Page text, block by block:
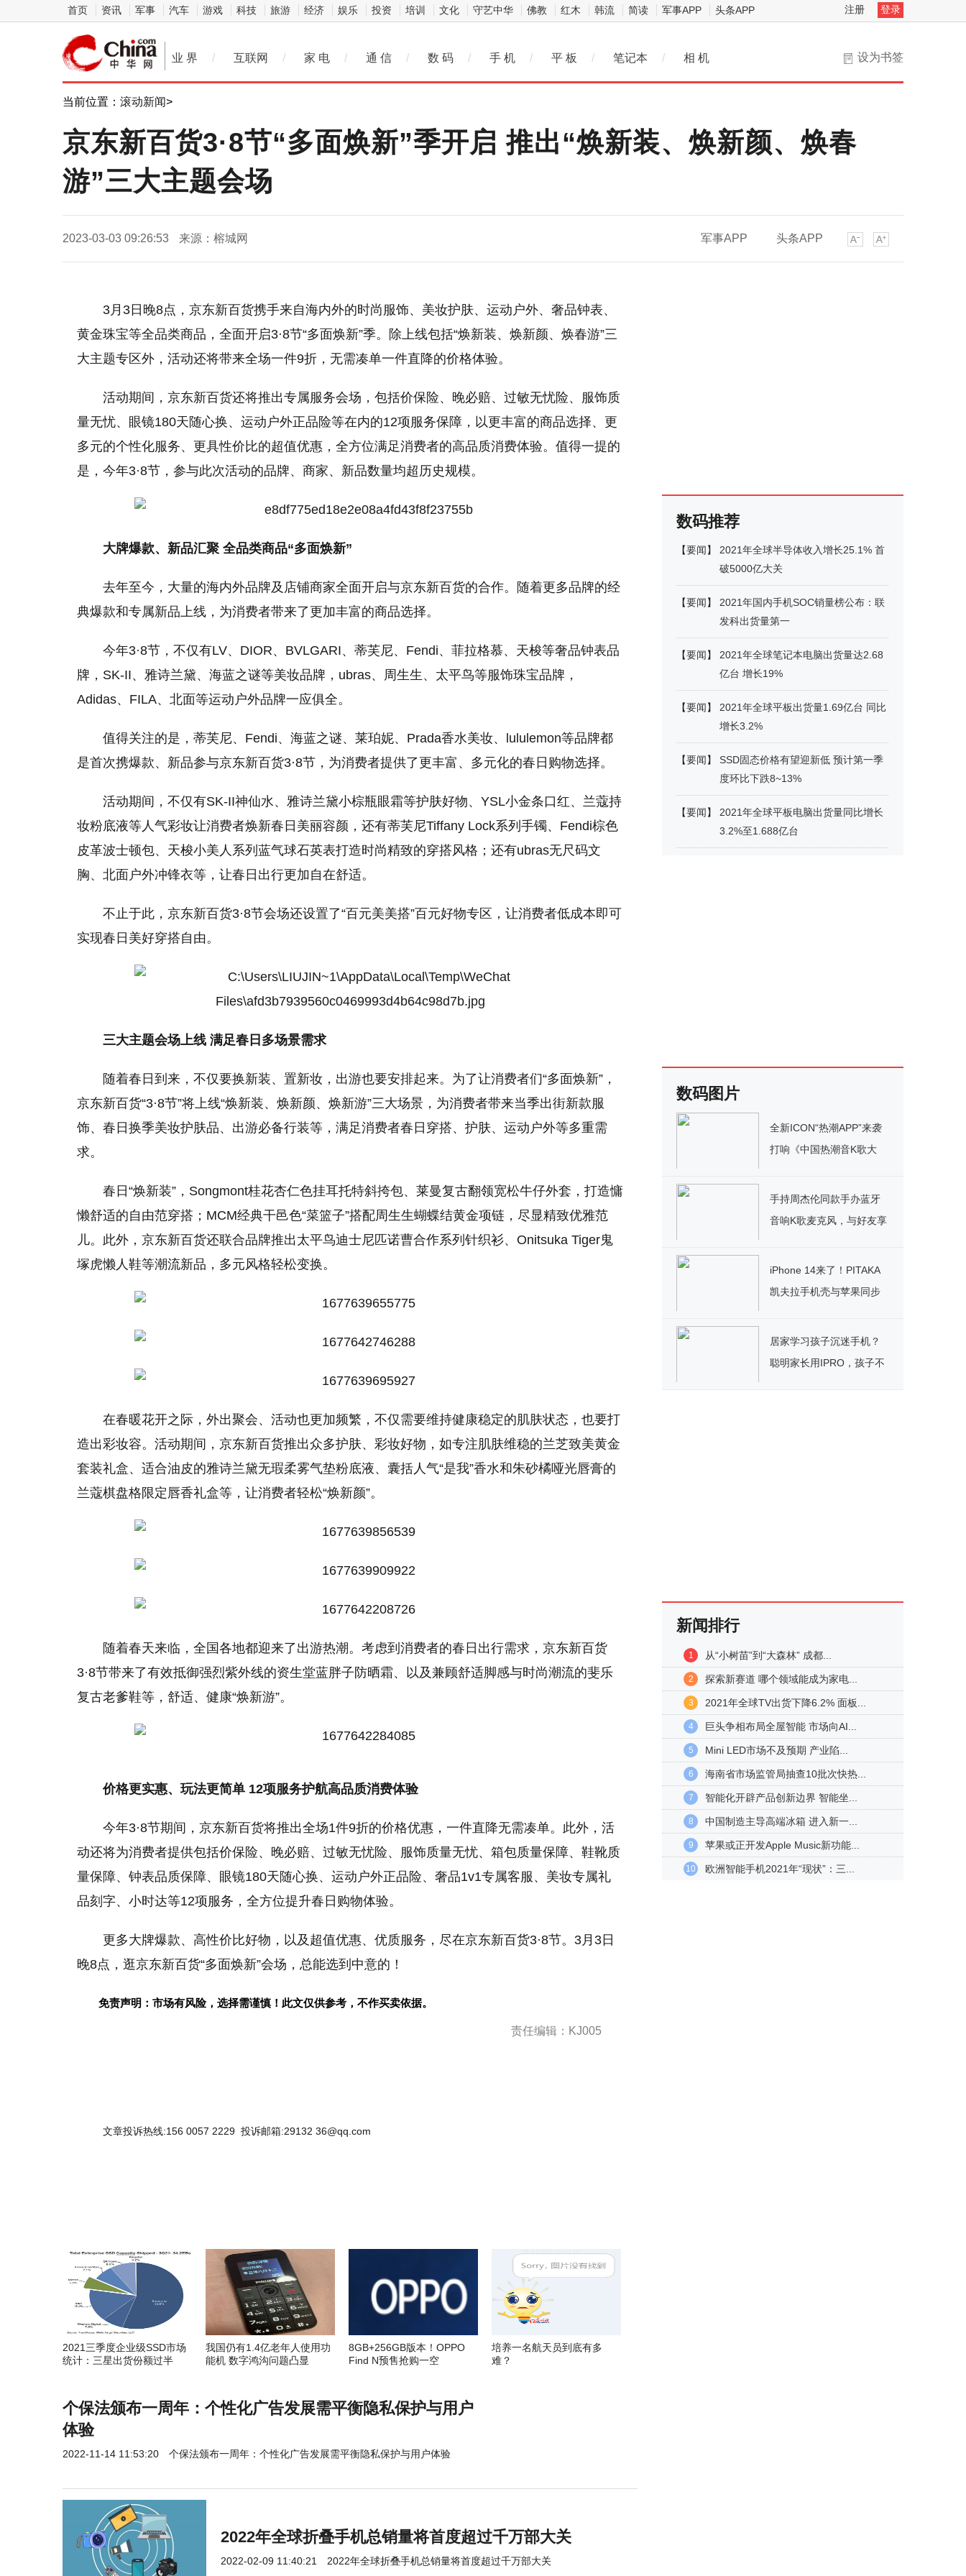
首页 资讯 军事 汽车 游戏 科技 旅游 经济 娱乐 投资 培训 文化 守艺中华 佛教 红木 韩流 简读 军事APP 头条APP 注册 登录
设为书签
业 界 / 互联网 / 家 电 / 通 信 / 数 码 / 手 机 / 平 板 / 笔记本 / 相 机
当前位置： 滚动新闻>
京东新百货3·8节“多面焕新”季开启 推出“焕新装、焕新颜、焕春
游”三大主题会场
2023-03-03 09:26:53 来源：榕城网 军事APP 头条APP
3月3日晚8点，京东新百货携手来自海内外的时尚服饰、美妆护肤、运动户外、奢品钟表、
黄金珠宝等全品类商品，全面开启3·8节“多面焕新”季。除上线包括“焕新装、焕新颜、焕春游”三
大主题专区外，活动还将带来全场一件9折，无需凑单一件直降的价格体验。
活动期间，京东新百货还将推出专属服务会场，包括价保险、晚必赔、过敏无忧险、服饰质
量无忧、眼镜180天随心换、运动户外正品险等在内的12项服务保障，以更丰富的商品选择、更
多元的个性化服务、更具性价比的超值优惠，全方位满足消费者的高品质消费体验。值得一提的
是，今年3·8节，参与此次活动的品牌、商家、新品数量均超历史规模。
大牌爆款、新品汇聚 全品类商品“多面焕新”
去年至今，大量的海内外品牌及店铺商家全面开启与京东新百货的合作。随着更多品牌的经
典爆款和专属新品上线，为消费者带来了更加丰富的商品选择。
今年3·8节，不仅有LV、DIOR、BVLGARI、蒂芙尼、Fendi、菲拉格慕、天梭等奢品钟表品
牌，SK-II、雅诗兰黛、海蓝之谜等美妆品牌，ubras、周生生、太平鸟等服饰珠宝品牌，
Adidas、FILA、北面等运动户外品牌一应俱全。
值得关注的是，蒂芙尼、Fendi、海蓝之谜、莱珀妮、Prada香水美妆、lululemon等品牌都
是首次携爆款、新品参与京东新百货3·8节，为消费者提供了更丰富、多元化的春日购物选择。
活动期间，不仅有SK-II神仙水、雅诗兰黛小棕瓶眼霜等护肤好物、YSL小金条口红、兰蔻持
妆粉底液等人气彩妆让消费者焕新春日美丽容颜，还有蒂芙尼Tiffany Lock系列手镯、Fendi棕色
皮革波士顿包、天梭小美人系列蓝气球石英表打造时尚精致的穿搭风格；还有ubras无尺码文
胸、北面户外冲锋衣等，让春日出行更加自在舒适。
不止于此，京东新百货3·8节会场还设置了“百元美美搭”百元好物专区，让消费者低成本即可
实现春日美好穿搭自由。
三大主题会场上线 满足春日多场景需求
随着春日到来，不仅要换新装、置新妆，出游也要安排起来。为了让消费者们“多面焕新”，
京东新百货“3·8节”将上线“焕新装、焕新颜、焕新游”三大场景，为消费者带来当季出街新款服
饰、春日换季美妆护肤品、出游必备行装等，满足消费者春日穿搭、护肤、运动户外等多重需
求。
春日“焕新装”，Songmont桂花杏仁色挂耳托特斜挎包、莱曼复古翻领宽松牛仔外套，打造慵
懒舒适的自由范穿搭；MCM经典干邑色“菜篮子”搭配周生生蝴蝶结黄金项链，尽显精致优雅范
儿。此外，京东新百货还联合品牌推出太平鸟迪士尼匹诺曹合作系列针织衫、Onitsuka Tiger鬼
塚虎懒人鞋等潮流新品，多元风格轻松变换。
在春暖花开之际，外出聚会、活动也更加频繁，不仅需要维持健康稳定的肌肤状态，也要打
造出彩妆容。活动期间，京东新百货推出众多护肤、彩妆好物，如专注肌肤维稳的兰芝致美黄金
套装礼盒、适合油皮的雅诗兰黛无瑕柔雾气垫粉底液、囊括人气“是我”香水和朱砂橘哑光唇膏的
兰蔻棋盘格限定唇香礼盒等，让消费者轻松“焕新颜”。
随着春天来临，全国各地都迎来了出游热潮。考虑到消费者的春日出行需求，京东新百货
3·8节带来了有效抵御强烈紫外线的资生堂蓝胖子防晒霜、以及兼顾舒适脚感与时尚潮流的斐乐
复古老爹鞋等，舒适、健康“焕新游”。
价格更实惠、玩法更简单 12项服务护航高品质消费体验
今年3·8节期间，京东新百货将推出全场1件9折的价格优惠，一件直降无需凑单。此外，活
动还将为消费者提供包括价保险、晚必赔、过敏无忧险、服饰质量无忧、箱包质量保障、鞋靴质
量保障、钟表品质保障、眼镜180天随心换、运动户外正品险、奢品1v1专属客服、美妆专属礼
品刻字、小时达等12项服务，全方位提升春日购物体验。
更多大牌爆款、高性价比好物，以及超值优惠、优质服务，尽在京东新百货3·8节。3月3日
晚8点，逛京东新百货“多面焕新”会场，总能选到中意的！
免责声明：市场有风险，选择需谨慎！此文仅供参考，不作买卖依据。
责任编辑：KJ005
文章投诉热线:156 0057 2229 投诉邮箱:29132 36@qq.com
2021三季度企业级SSD市场
统计：三星出货份额过半
我国仍有1.4亿老年人使用功
能机 数字鸿沟问题凸显
8GB+256GB版本！OPPO
Find N预售抢购一空
培养一名航天员到底有多
难？
个保法颁布一周年：个性化广告发展需平衡隐私保护与用户
体验
2022-11-14 11:53:20 个保法颁布一周年：个性化广告发展需平衡隐私保护与用户体验
2022年全球折叠手机总销量将首度超过千万部大关
2022-02-09 11:40:21 2022年全球折叠手机总销量将首度超过千万部大关
数码推荐
【要闻】
2021年全球半导体收入增长25.1% 首
破5000亿大关
【要闻】
2021年国内手机SOC销量榜公布：联
发科出货量第一
【要闻】
2021年全球笔记本电脑出货量达2.68
亿台 增长19%
【要闻】
2021年全球平板出货量1.69亿台 同比
增长3.2%
【要闻】
SSD固态价格有望迎新低 预计第一季
度环比下跌8~13%
【要闻】
2021年全球平板电脑出货量同比增长
3.2%至1.688亿台
数码图片
全新ICON“热潮APP”来袭
打响《中国热潮音K歌大
手持周杰伦同款手办蓝牙
音响K歌麦克风，与好友享
iPhone 14来了！PITAKA
凯夫拉手机壳与苹果同步
居家学习孩子沉迷手机？
聪明家长用IPRO，孩子不
新闻排行
1 从“小树苗”到“大森林” 成都...
2 探索新赛道 哪个领域能成为家电...
3 2021年全球TV出货下降6.2% 面板...
4 巨头争相布局全屋智能 市场向AI...
5 Mini LED市场不及预期 产业陷...
6 海南省市场监管局抽查10批次快热...
7 智能化开辟产品创新边界 智能坐...
8 中国制造主导高端冰箱 进入新一...
9 苹果或正开发Apple Music新功能...
10 欧洲智能手机2021年“现状”：三...